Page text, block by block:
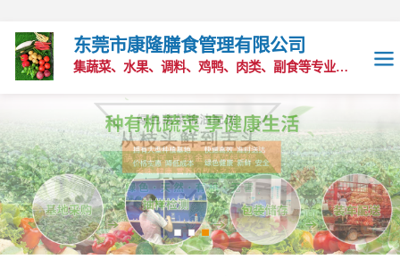
东莞市康隆膳食管理有限公司
集蔬菜、水果、调料、鸡鸭、肉类、副食等专业的配送公司
蔬菜配送
鲜肉配送
海鲜配送
粮油配送